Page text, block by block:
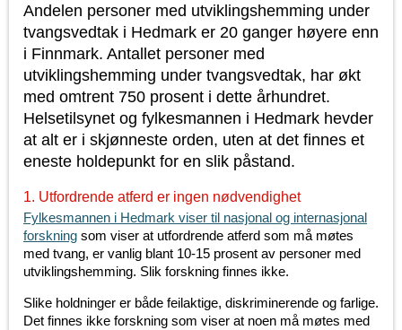
Andelen personer med utviklingshemming under
tvangsvedtak i Hedmark er 20 ganger høyere enn
i Finnmark. Antallet personer med
utviklingshemming under tvangsvedtak, har økt
med omtrent 750 prosent i dette århundret.
Helsetilsynet og fylkesmannen i Hedmark hevder
at alt er i skjønneste orden, uten at det finnes et
eneste holdepunkt for en slik påstand.
1. Utfordrende atferd er ingen nødvendighet
Fylkesmannen i Hedmark viser til nasjonal og internasjonal
forskning som viser at utfordrende atferd som må møtes
med tvang, er vanlig blant 10-15 prosent av personer med
utviklingshemming. Slik forskning finnes ikke.
Slike holdninger er både feilaktige, diskriminerende og farlige.
Det finnes ikke forskning som viser at noen må møtes med